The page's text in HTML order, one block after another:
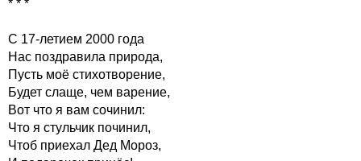
* * *
С 17-летием 2000 года
Нас поздравила природа,
Пусть моё стихотворение,
Будет слаще, чем варение,
Вот что я вам сочинил:
Что я стульчик починил,
Чтоб приехал Дед Мороз,